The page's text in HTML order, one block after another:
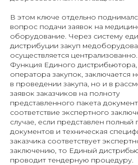
В этом ключе отдельно
вопрос подачи заявок на
оборудование. Через систему
дистрибуции закуп
осуществляется централизованно.
Функция Единого дистрибьютора,
оператора закупок, заключается
в проведении закупа, но и в
заявок заказчиков на полноту
представленного пакета
соответствие экспертного
случае, если представлен полный
документов и техническая
заказчика соответствует
заключению, то Единый
проводит тендерную процедуру.